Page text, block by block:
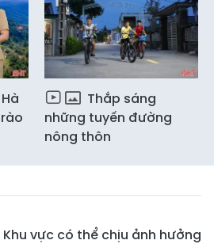
Thắp sáng
những tuyến đường
nông thôn
Khu vực có thể chịu ảnh hưởng